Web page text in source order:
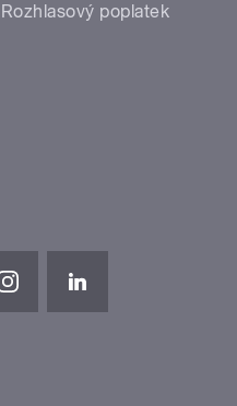
Rozhlasový poplatek